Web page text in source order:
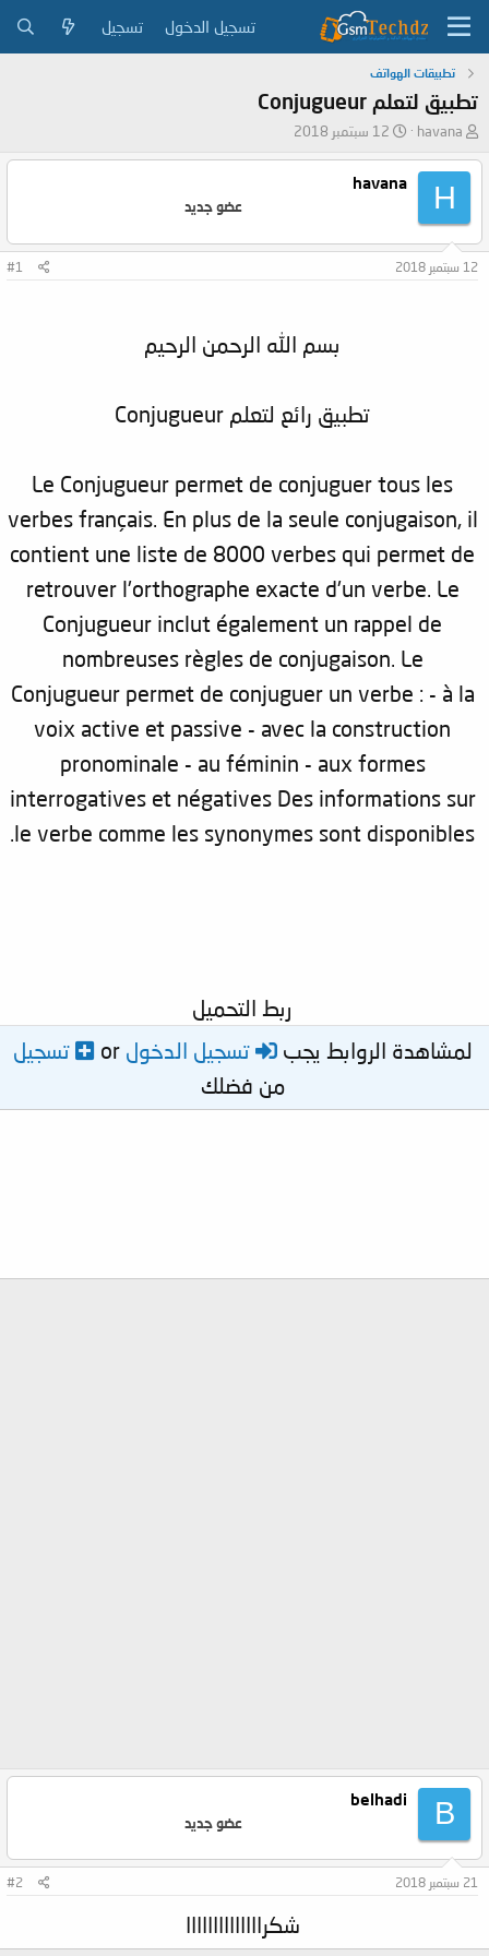
تسجيل الدخول تسجيل
تطبيقات الهواتف
تطبيق لتعلم Conjugueur
ب
د
ل
م
و
havana
ت
ي
ل
12 سبتمبر 2018
H
havana
عضو جديد
12 سبتمبر 2018 #1
بسم الله الرحمن الرحيم
تطبيق رائع لتعلم Conjugueur
Le Conjugueur permet de conjuguer tous les
verbes français. En plus de la seule conjugaison, il
contient une liste de 8000 verbes qui permet de
retrouver l'orthographe exacte d'un verbe. Le
Conjugueur inclut également un rappel de
nombreuses règles de conjugaison. Le
Conjugueur permet de conjuguer un verbe : - à la
voix active et passive - avec la construction
pronominale - au féminin - aux formes
interrogatives et négatives Des informations sur
le verbe comme les synonymes sont disponibles.
ربط التحميل
لمشاهدة الروابط يجب
تسجيل الدخول or
تسجيل
من فضلك
B
belhadi
عضو جديد
21 سبتمبر 2018 #2
شكراااااااااااااا